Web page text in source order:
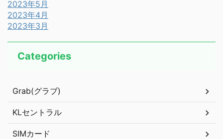
2023年5月
2023年4月
2023年3月
Categories
Grab(グラブ)
KLセントラル
SIMカード